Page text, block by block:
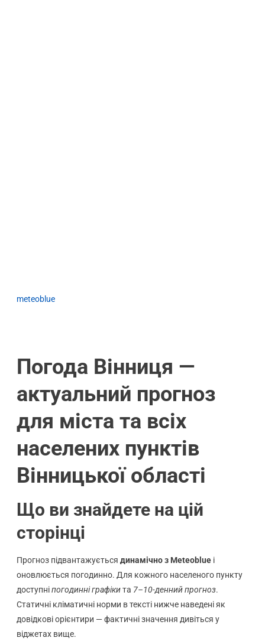
meteoblue
Погода Вінниця —
актуальний прогноз
для міста та всіх
населених пунктів
Вінницької області
Що ви знайдете на цій
сторінці
Прогноз підвантажується динамічно з Meteoblueі
оновлюється погодинно. Для кожного населеного пункту
доступніпогодинні графікита 7–10-денний прогноз.
Статичні кліматичні норми в тексті нижче наведені як
довідкові орієнтири — фактичні значення дивіться у
віджетах вище.